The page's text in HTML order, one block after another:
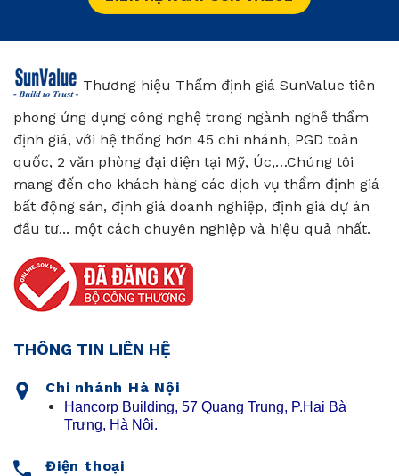
Thương hiệu Thẩm định giá SunValue tiên
phong ứng dụng công nghệ trong ngành nghề thẩm
định giá, với hệ thống hơn 45 chi nhánh, PGD toàn
quốc, 2 văn phòng đại diện tại Mỹ, Úc,…Chúng tôi
mang đến cho khách hàng các dịch vụ thẩm định giá
bất động sản, định giá doanh nghiệp, định giá dự án
đầu tư... một cách chuyên nghiệp và hiệu quả nhất.
THÔNG TIN LIÊN HỆ
Chi nhánh Hà Nội
Hancorp Building, 57 Quang Trung, P.Hai Bà
Trưng, Hà Nội.
Điện thoại